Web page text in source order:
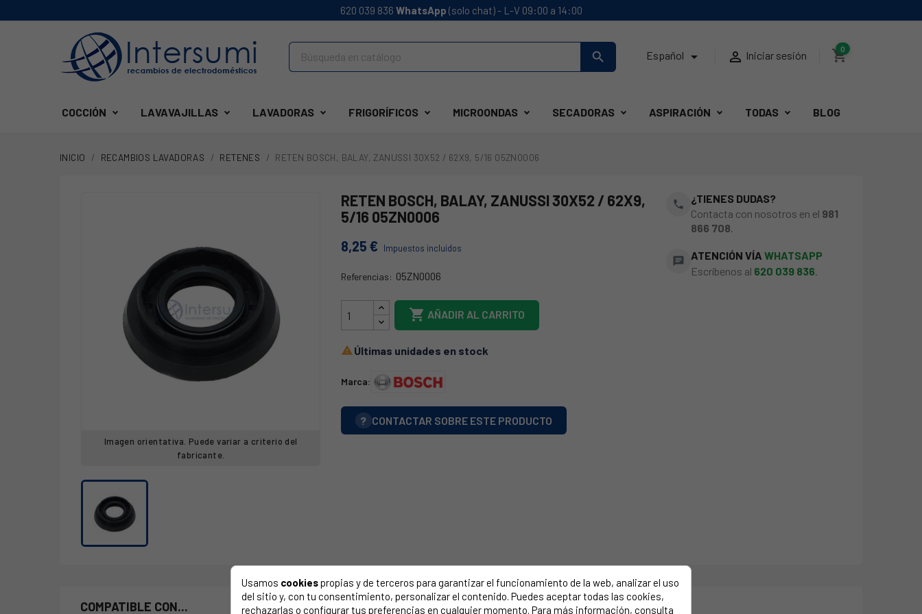
620 039 836 WhatsApp (solo chat) - L-V 09:00 a 14:00
search Español   Iniciar sesión shopping_cart
0
COCCIÓN LAVAVAJILLAS LAVADORAS FRIGORÍFICOS MICROONDAS SECADORAS ASPIRACIÓN TODAS BLOG
INICIO RECAMBIOS LAVADORAS RETENES RETEN BOSCH, BALAY, ZANUSSI 30X52 / 62X9, 5/16 05ZN0006
Imagen orientativa. Puede variar a criterio del
fabricante.
RETEN BOSCH, BALAY, ZANUSSI 30X52 / 62X9,
5/16 05ZN0006
8,25 € Impuestos incluidos
Referencias: 05ZN0006
05ZN0006
 AÑADIR AL CARRITO
 Últimas unidades en stock
Marca:
? CONTACTAR SOBRE ESTE PRODUCTO
phone
¿TIENES DUDAS?
Contacta con nosotros en el 981
866 708.
chat ATENCIÓN VÍAWHATSAPP
Escríbenos al 620 039 836
COMPATIBLE CON...
Usamos cookiespropias y de terceros para garantizar el funcionamiento de la web, analizar el uso
del sitio y, con tu consentimiento, personalizar el contenido. Puedes aceptar todas las cookies,
rechazarlas o configurar tus preferencias en cualquier momento. Para más información, consulta